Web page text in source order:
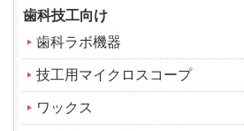
歯科技工向け
歯科ラボ機器
技工用マイクロスコープ
ワックス